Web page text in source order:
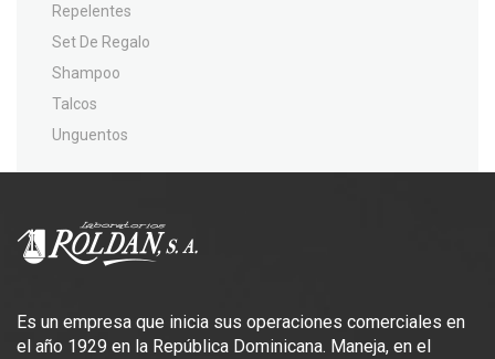
Repelentes
Set De Regalo
Shampoo
Talcos
Unguentos
Es un empresa que inicia sus operaciones comerciales en
el año 1929 en la República Dominicana. Maneja, en el